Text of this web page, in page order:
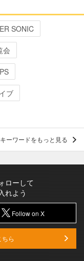
SONIC
会
ブ
キーワードをもっと見る
ローして
れよう
Follow on X
ら